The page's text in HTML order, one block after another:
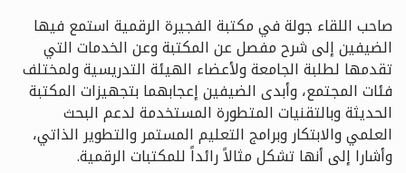
صاحب اللقاء جولة في مكتبة الفجيرة الرقمية استمع فيها
الضيفين إلى شرح مفصل عن المكتبة وعن الخدمات التي
تقدمها لطلبة الجامعة ولأعضاء الهيئة التدريسية ولمختلف
فئات المجتمع، وأبدى الضيفين إعجابهما بتجهيزات المكتبة
الحديثة وبالتقنيات المتطورة المستخدمة لدعم البحث
العلمي والابتكار وبرامج التعليم المستمر والتطوير الذاتي،
وأشارا إلى أنها تشكل مثالاً رائداً للمكتبات الرقمية.